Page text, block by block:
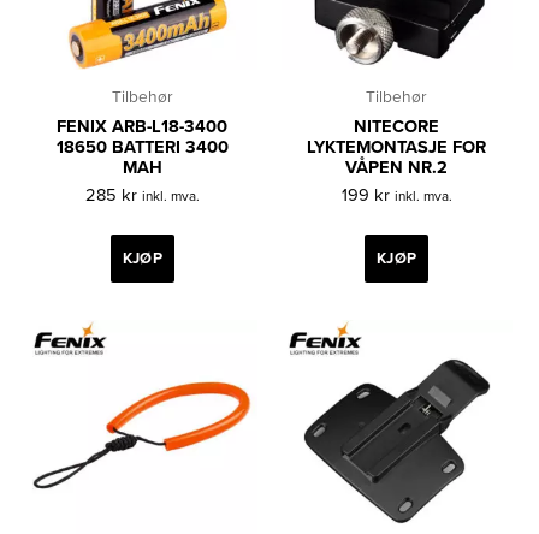
Tilbehør
FENIX ARB-L18-3400
18650 BATTERI 3400
MAH
285 kr inkl. mva.
KJØP
Tilbehør
NITECORE
LYKTEMONTASJE FOR
VÅPEN NR.2
199 kr inkl. mva.
KJØP